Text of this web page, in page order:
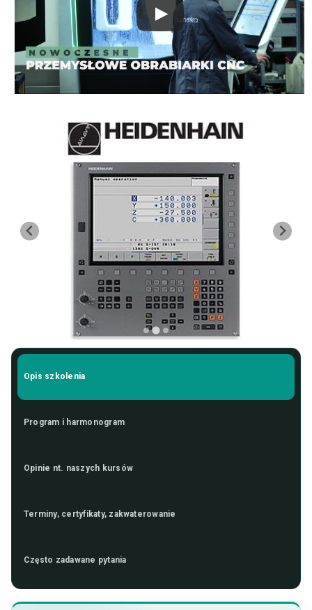
Opis szkolenia
Program i harmonogram
Opinie nt. naszych kursów
Terminy, certyfikaty, zakwaterowanie
Często zadawane pytania